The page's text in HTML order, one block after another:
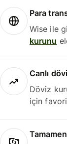
Para
Wise ile
kurunu
Canlı
Döviz
için